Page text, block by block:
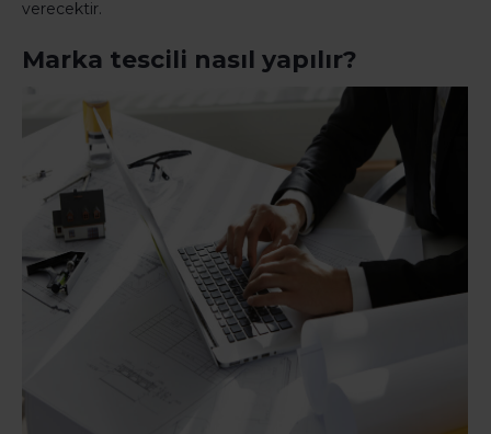
verecektir.
Marka tescili nasıl yapılır?